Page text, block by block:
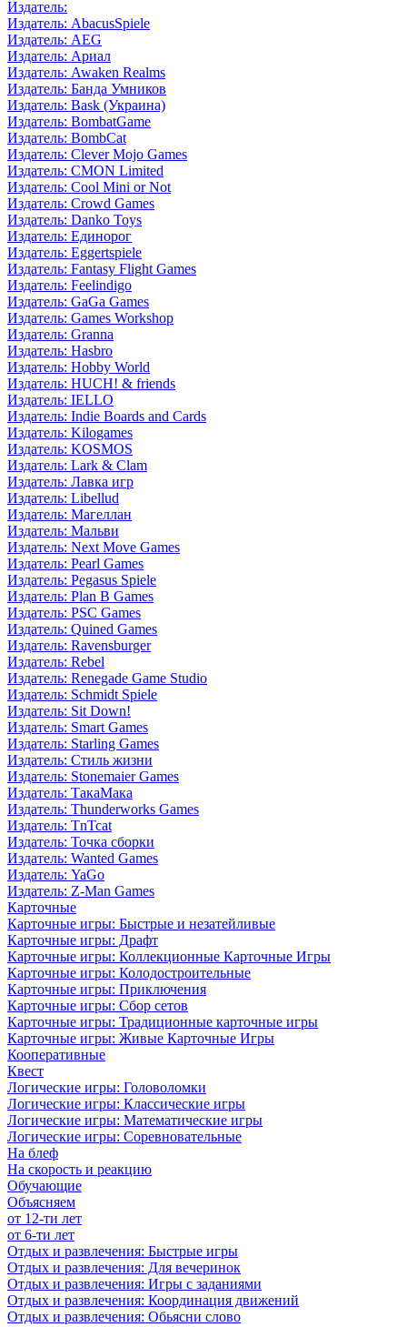
Издатель:
Издатель: AbacusSpiele
Издатель: AEG
Издатель: Ариал
Издатель: Awaken Realms
Издатель: Банда Умников
Издатель: Bask (Украина)
Издатель: BombatGame
Издатель: BombCat
Издатель: Clever Mojo Games
Издатель: CMON Limited
Издатель: Cool Mini or Not
Издатель: Crowd Games
Издатель: Danko Toys
Издатель: Единорог
Издатель: Eggertspiele
Издатель: Fantasy Flight Games
Издатель: Feelindigo
Издатель: GaGa Games
Издатель: Games Workshop
Издатель: Granna
Издатель: Hasbro
Издатель: Hobby World
Издатель: HUCH! & friends
Издатель: IELLO
Издатель: Indie Boards and Cards
Издатель: Kilogames
Издатель: KOSMOS
Издатель: Lark & Clam
Издатель: Лавка игр
Издатель: Libellud
Издатель: Магеллан
Издатель: Мальви
Издатель: Next Move Games
Издатель: Pearl Games
Издатель: Pegasus Spiele
Издатель: Plan B Games
Издатель: PSC Games
Издатель: Quined Games
Издатель: Ravensburger
Издатель: Rebel
Издатель: Renegade Game Studio
Издатель: Schmidt Spiele
Издатель: Sit Down!
Издатель: Smart Games
Издатель: Starling Games
Издатель: Стиль жизни
Издатель: Stonemaier Games
Издатель: ТакаМака
Издатель: Thunderworks Games
Издатель: TnTcat
Издатель: Точка сборки
Издатель: Wanted Games
Издатель: YaGo
Издатель: Z-Man Games
Карточные
Карточные игры: Быстрые и незатейливые
Карточные игры: Драфт
Карточные игры: Коллекционные Карточные Игры
Карточные игры: Колодостроительные
Карточные игры: Приключения
Карточные игры: Сбор сетов
Карточные игры: Традиционные карточные игры
Карточные игры: Живые Карточные Игры
Кооперативные
Квест
Логические игры: Головоломки
Логические игры: Классические игры
Логические игры: Математические игры
Логические игры: Соревновательные
На блеф
На скорость и реакцию
Обучающие
Объясняем
от 12-ти лет
от 6-ти лет
Отдых и развлечения: Быстрые игры
Отдых и развлечения: Для вечеринок
Отдых и развлечения: Игры с заданиями
Отдых и развлечения: Координация движений
Отдых и развлечения: Обьясни слово